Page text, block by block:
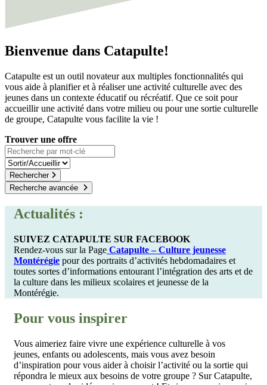
Bienvenue dans Catapulte!
Catapulte est un outil novateur aux multiples fonctionnalités qui
vous aide à planifier et à réaliser une activité culturelle avec des
jeunes dans un contexte éducatif ou récréatif. Que ce soit pour
accueillir une activité dans votre milieu ou pour une sortie culturelle
de groupe, Catapulte vous facilite la vie !
Trouver une offre
Recherchez par nom
Type de recherche
Rechercher
Actualités :
SUIVEZ CATAPULTE SUR FACEBOOK
Rendez-vous sur la Page Catapulte – Culture jeunesse
Montérégie pour des portraits d’activités hebdomadaires et
toutes sortes d’informations entourant l’intégration des arts et de
la culture dans les milieux scolaires et jeunesse de la
Montérégie.
Pour vous inspirer
Vous aimeriez faire vivre une expérience culturelle à vos
jeunes, enfants ou adolescents, mais vous avez besoin
d’inspiration pour vous aider à choisir l’activité ou la sortie qui
répondra le mieux aux besoins de votre groupe ? Sur Catapulte,